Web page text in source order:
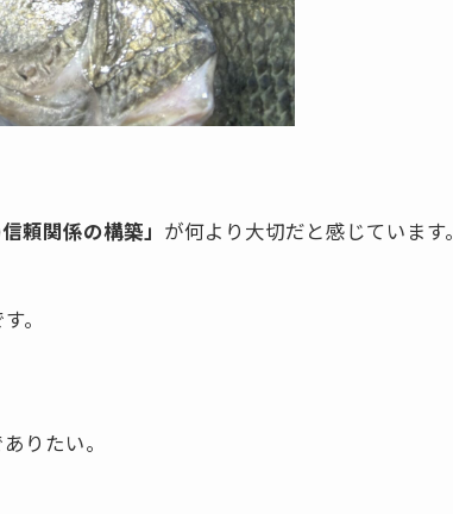
頼関係の構築」 が何より大切だと感じています。
。
りたい。